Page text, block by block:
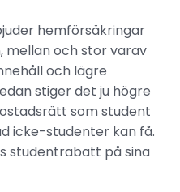
hemförsäkringar
mellan och stor varav
och lägre
stiger det ju högre
som student
icke-studenter kan få.
studentrabatt på sina